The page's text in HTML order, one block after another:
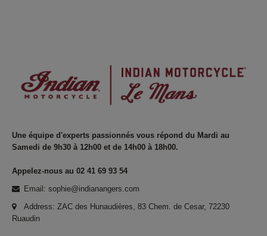
Une équipe d'experts passionnés vous répond du Mardi au
Samedi de 9h30 à 12h00 et de 14h00 à 18h00.
Appelez-nous au 02 41 69 93 54
Email: sophie@indianangers.com
Address: ZAC des Hunaudières, 83 Chem. de Cesar, 72230
Ruaudin